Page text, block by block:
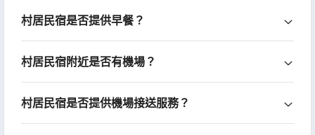
村居民宿是否提供早餐？
村居民宿附近是否有機場？
村居民宿是否提供機場接送服務？